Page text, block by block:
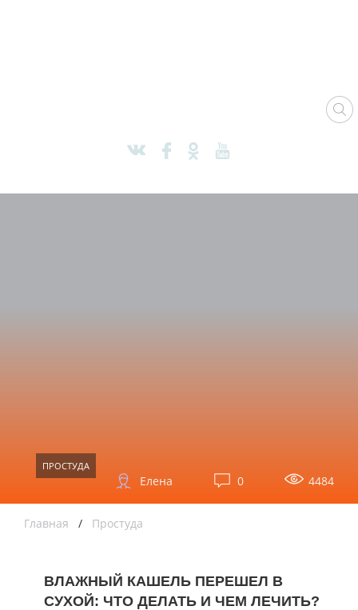
ПРОСТУДА
4484
0
Елена
Главная / Простуда
ВЛАЖНЫЙ КАШЕЛЬ ПЕРЕШЕЛ В
СУХОЙ: ЧТО ДЕЛАТЬ И ЧЕМ ЛЕЧИТЬ?